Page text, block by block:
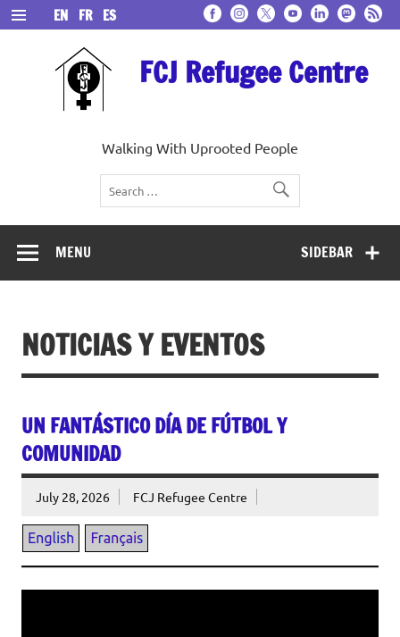
Skip
to
content
FCJ Refugee Centre
Walking With Uprooted People
EN FR ES
SIDEBAR
MENU
NOTICIAS Y EVENTOS
UN FANTÁSTICO DÍA DE FÚTBOL Y
COMUNIDAD
July 28, 2026 FCJ Refugee Centre